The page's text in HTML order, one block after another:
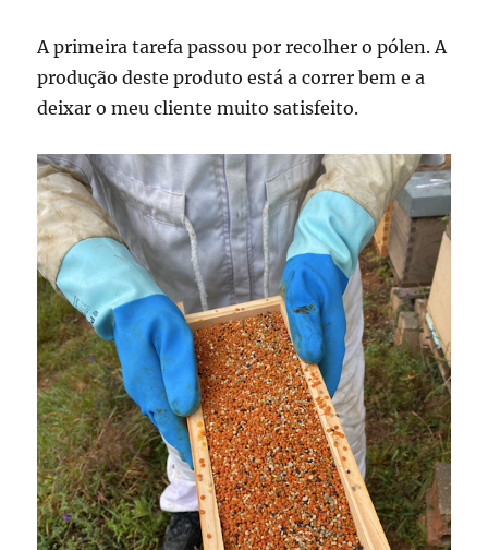
A primeira tarefa passou por recolher o pólen. A
produção deste produto está a correr bem e a
deixar o meu cliente muito satisfeito.